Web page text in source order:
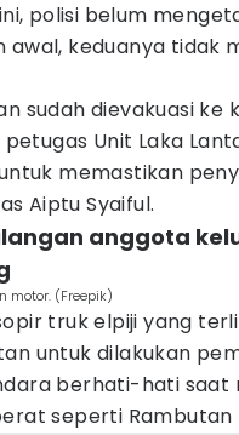
polisi belum
awal, keduanya tidak
sudah dievakuasi ke
petugas Unit Laka
memastikan
Aiptu Syaiful.
anggota
motor. (Freepik)
truk elpiji yang
untuk dilakukan
berhati-hati saat
seperti Rambutan